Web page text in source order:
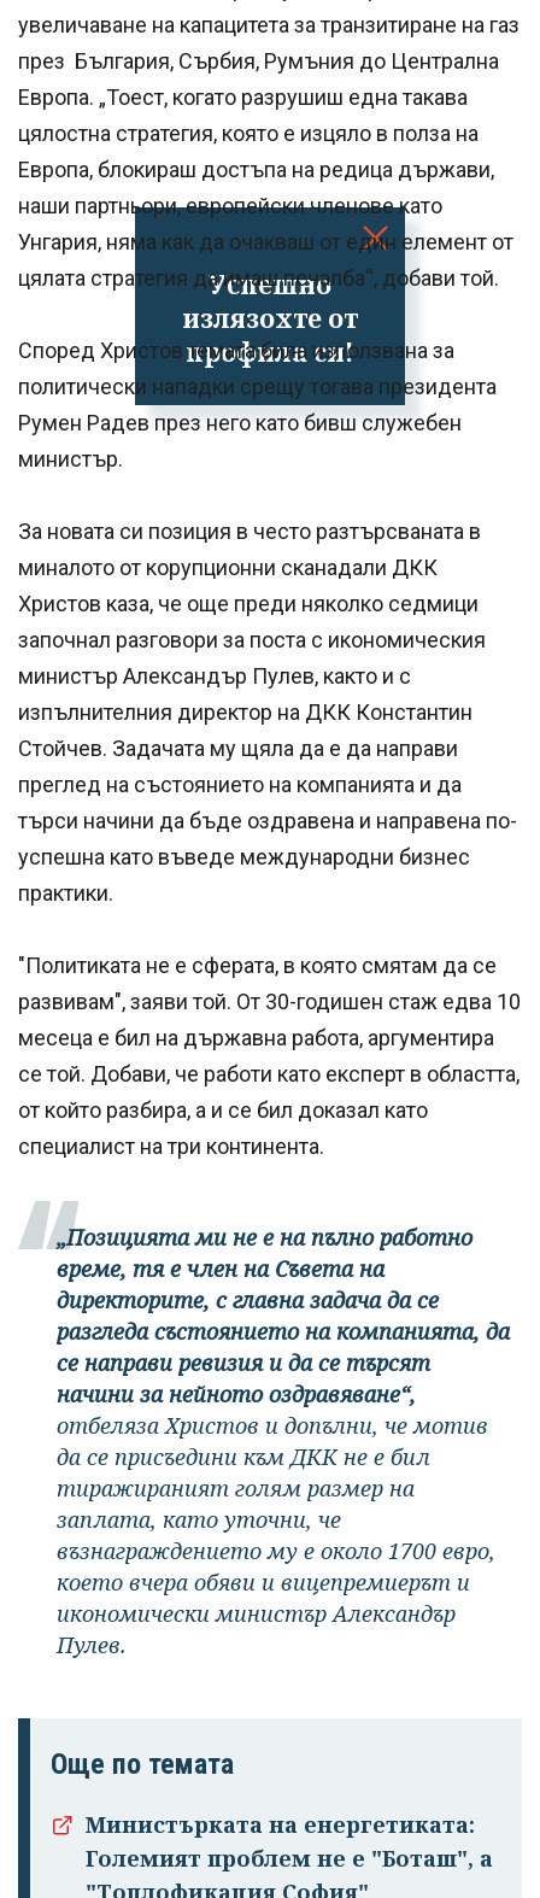
Успешно
излязохте от
профила си!
увеличаване на капацитета за транзитиране на газ
през България, Сърбия, Румъния до Централна
Европа. „Тоест, когато разрушиш една такава
цялостна стратегия, която е изцяло в полза на
Европа, блокираш достъпа на редица държави,
наши партньори, европейски членове като
Унгария, няма как да очакваш от един елемент от
цялата стратегия да имаш печалба“, добави той.
Според Христов темата била използвана за
политически нападки срещу тогава президента
Румен Радев през него като бивш служебен
министър.
За новата си позиция в често разтърсваната в
миналото от корупционни сканадали ДКК
Христов каза, че още преди няколко седмици
започнал разговори за поста с икономическия
министър Александър Пулев, както и с
изпълнителния директор на ДКК Константин
Стойчев. Задачата му щяла да е да направи
преглед на състоянието на компанията и да
търси начини да бъде оздравена и направена по-
успешна като въведе международни бизнес
практики.
"Политиката не е сферата, в която смятам да се
развивам", заяви той. От 30-годишен стаж едва 10
месеца е бил на държавна работа, аргументира
се той. Добави, че работи като експерт в областта,
от който разбира, а и се бил доказал като
специалист на три континента.
„Позицията ми не е на пълно работно
време, тя е член на Съвета на
директорите, с главна задача да се
разгледа състоянието на компанията, да
се направи ревизия и да се търсят
начини за нейното оздравяване“,
отбеляза Христов и допълни, че мотив
да се присъедини към ДКК не е бил
тиражираният голям размер на
заплата, като уточни, че
възнаграждението му е около 1700 евро,
което вчера обяви и вицепремиерът и
икономически министър Александър
Пулев.
Още по темата
Министърката на енергетиката:
Големият проблем не е "Боташ", а
"Топлофикация София"